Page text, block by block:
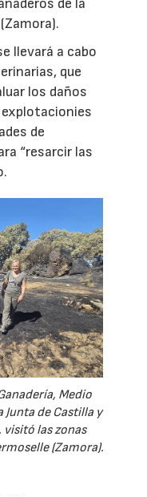
de la
llevará a cabo
que
los daños
explotacionies
de
“resarcir las
Medio
de Castilla y
visitó las zonas
(Zamora).